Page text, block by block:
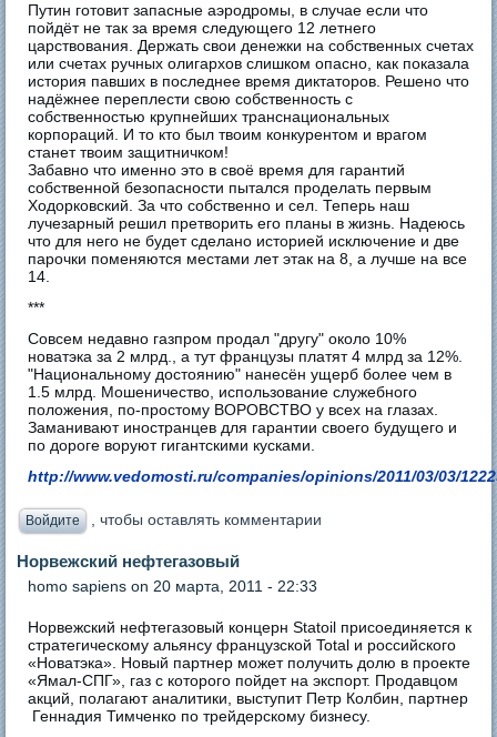
Путин готовит запасные аэродромы, в случае если что
пойдёт не так за время следующего 12 летнего
царствования. Держать свои денежки на собственных счетах
или счетах ручных олигархов слишком опасно, как показала
история павших в последнее время диктаторов. Решено что
надёжнее переплести свою собственность с
собственностью крупнейших транснациональных
корпораций. И то кто был твоим конкурентом и врагом
станет твоим защитничком!
Забавно что именно это в своё время для гарантий
собственной безопасности пытался проделать первым
Ходорковский. За что собственно и сел. Теперь наш
лучезарный решил претворить его планы в жизнь. Надеюсь
что для него не будет сделано историей исключение и две
парочки поменяются местами лет этак на 8, а лучше на все
14.
***
Совсем недавно газпром продал "другу" около 10%
новатэка за 2 млрд., а тут французы платят 4 млрд за 12%.
"Национальному достоянию" нанесён ущерб более чем в
1.5 млрд. Мошеничество, использование служебного
положения, по-простому ВОРОВСТВО у всех на глазах.
Заманивают иностранцев для гарантии своего будущего и
по дороге воруют гигантскими кусками.
http://www.vedomosti.ru/companies/opinions/2011/03/03/
Войдите , чтобы оставлять комментарии
Норвежский нефтегазовый
homo sapiens on 20 марта, 2011 - 22:33
Норвежский нефтегазовый концерн Statoil присоединяется к
стратегическому альянсу французской Total и российского
«Новатэка». Новый партнер может получить долю в проекте
«Ямал-СПГ», газ с которого пойдет на экспорт. Продавцом
акций, полагают аналитики, выступит Петр Колбин, партнер
Геннадия Тимченко по трейдерскому бизнесу.